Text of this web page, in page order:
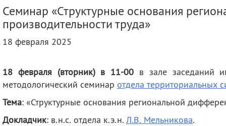
Научные подразделения
Прочие подразделения
Издательская
Контакты
Гранты
Научные школы
Публикации
советы
Семинар «Структурные основания
производительности труда»
18 февраля 2025
18 февраля (вторник) в 11-00 в зале заседаний
методологический семинар отдела территориальных
Тема: «Структурные основания региональной
Докладчик: в.н.с. отдела к.э.н. Л.В. Мельникова.